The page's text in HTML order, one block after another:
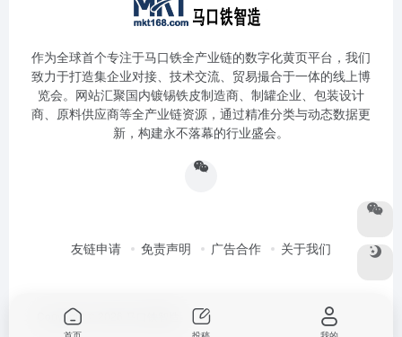
作为全球首个专注于马口铁全产业链的数字化黄页平台，我们
致力于打造集企业对接、技术交流、贸易撮合于一体的线上博
览会。网站汇聚国内镀锡铁皮制造商、制罐企业、包装设计
商、原料供应商等全产业链资源，通过精准分类与动态数据更
新，构建永不落幕的行业盛会。
友链申请 免责声明 广告合作 关于我们
Copyright © 2026